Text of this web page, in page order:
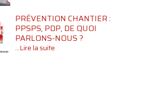
PRÉVENTION CHANTIER :
PPSPS, PDP, DE QUOI
PARLONS-NOUS ?
...Lire la suite